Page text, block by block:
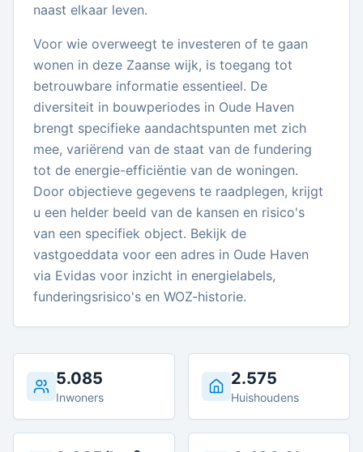
naast elkaar leven.
Voor wie overweegt te investeren of te gaan
wonen in deze Zaanse wijk, is toegang tot
betrouwbare informatie essentieel. De
diversiteit in bouwperiodes in Oude Haven
brengt specifieke aandachtspunten met zich
mee, variërend van de staat van de fundering
tot de energie-efficiëntie van de woningen.
Door objectieve gegevens te raadplegen, krijgt
u een helder beeld van de kansen en risico's
van een specifiek object. Bekijk de
vastgoeddata voor een adres in Oude Haven
via Evidas voor inzicht in energielabels,
funderingsrisico's en WOZ-historie.
5.085
Inwoners
2.575
Huishoudens